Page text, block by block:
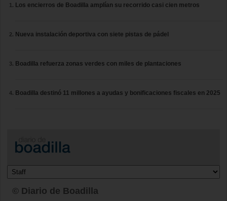
Los encierros de Boadilla amplían su recorrido casi cien metros
Nueva instalación deportiva con siete pistas de pádel
Boadilla refuerza zonas verdes con miles de plantaciones
Boadilla destinó 11 millones a ayudas y bonificaciones fiscales en 2025
© Diario de Boadilla